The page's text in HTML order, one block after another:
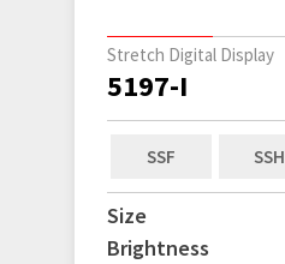
Stretch Digital Display
5197-I
SSF SSH
Size
Brightness